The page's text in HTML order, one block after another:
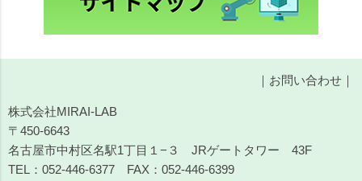
｜ お問い合わせ ｜
株式会社MIRAI-LAB
〒450-6643
名古屋市中村区名駅1丁目１−３ JRゲートタワー 43F
TEL： 052-446-6377 FAX：052-446-6399